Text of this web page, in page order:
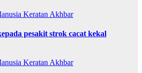
Keratan Akhbar
pesakit strok cacat kekal
Keratan Akhbar